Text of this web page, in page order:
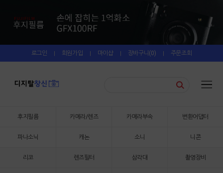
로그인 | 회원가입 | 마이샵 | 장바구니(0) | 주문조회
후지필름 카메라/렌즈 카메라부속 변환어댑터
파나소닉 캐논 소니 니콘
리코 렌즈필터 삼각대 촬영장비